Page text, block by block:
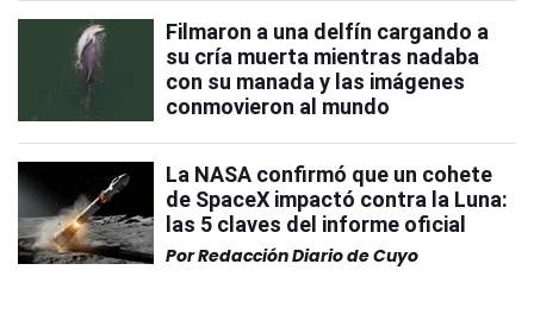
Filmaron a una delfín cargando a
su cría muerta mientras nadaba
con su manada y las imágenes
conmovieron al mundo
La NASA confirmó que un cohete
de SpaceX impactó contra la Luna:
las 5 claves del informe oficial
PorRedacción Diario de Cuyo